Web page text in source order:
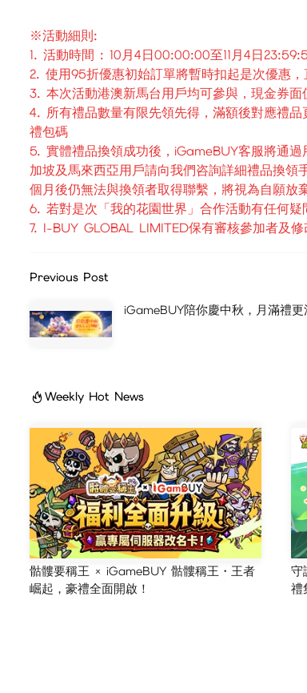
※活動細則:
1. 活動時間 : 10月4日00:00:00至11月4日
2. 使用95折優惠初始訂單將暫時扣起是次優惠
3. 本次活動港澳新馬台用戶均可參與，現金券面
4. 所有禮品數量有限先領先得，滿額後對應禮
禮包碼
5. 實體禮品換領成功後，iGameBUY客服將通
加坡及馬來西亞用戶請向我們咨詢詳細禮品換
個月後仍無法與換領者取得聯繫，將視為自願放
6. 若對是次「我的花園世界」合作活動有任何
7. I-BUY GLOBAL LIMITED保有審核參加者及
Previous Post
iGameBUY陪你慶中秋，月滿禮更
Weekly Hot News
骷髏要稱王 × iGameBUY 骷髏稱王・王者
崛起，豪禮全面開啟！
守
禮